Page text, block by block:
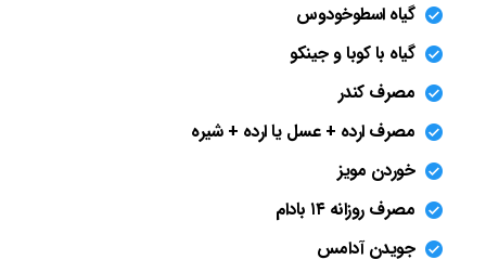
گیاه اسطوخودوس
گیاه با کوبا و جینکو
مصرف کندر
مصرف ارده + عسل یا ارده + شیره
خوردن مویز
مصرف روزانه ۱۴ بادام
جویدن آدامس